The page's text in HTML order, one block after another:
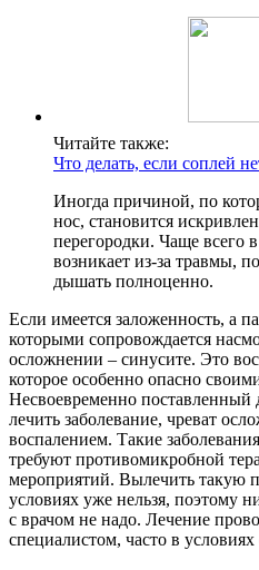
Читайте также:
Что делать, если соплей
Иногда причиной, по
нос, становится
перегородки. Чаще всего в
возникает из-за травмы,
дышать полноценно.
Если имеется заложенность, а
которыми сопровождается
осложнении – синусите. Это
которое особенно опасно
Несвоевременно поставленный
лечить заболевание, чреват
воспалением. Такие
требуют противомикробной
мероприятий. Вылечить такую
условиях уже нельзя, поэтому
с врачом не надо. Лечение
специалистом, часто в условиях